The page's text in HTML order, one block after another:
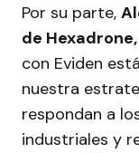
Por su parte,
de Hexadrone,
con Eviden
nuestra
respondan a
industriales y